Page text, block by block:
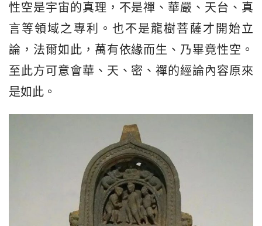
性空是宇宙的真理，不是禪、華嚴、天台、真
言等領域之專利。也不是龍樹菩薩才開始立
論，法爾如此，萬有依緣而生、乃畢竟性空。
至此方可意會華、天、密、禪的經論內容原來
是如此。